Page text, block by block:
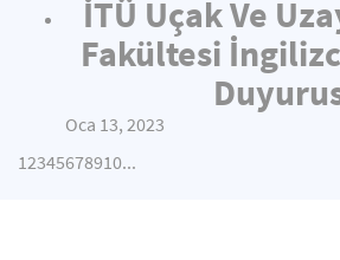
İTÜ Uçak Ve
Fakültesi
Oca 13, 2023
12345678910...